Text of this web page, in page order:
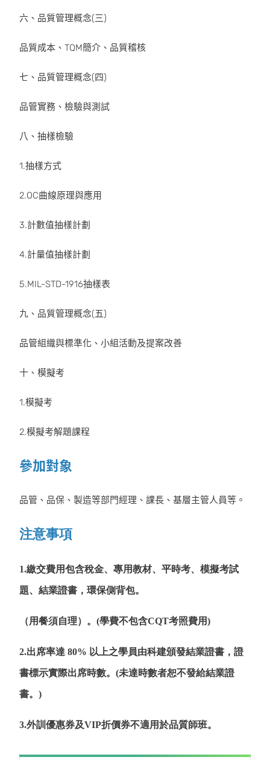
六、品質管理概念(三)
品質成本、TQM簡介、品質稽核
七、品質管理概念(四)
品管實務、檢驗與測試
八、抽樣檢驗
1.抽樣方式
2.OC曲線原理與應用
3.計數值抽樣計劃
4.計量值抽樣計劃
5.MIL-STD-1916抽樣表
九、品質管理概念(五)
品管組織與標準化、小組活動及提案改善
十、模擬考
1.模擬考
2.模擬考解題課程
參加對象
品管、品保、製造等部門經理、課長、基層主管人員等。
注意事項
1.繳交費用包含稅金、專用教材、平時考、模擬考試
題、結業證書，環保側背包。
（用餐須自理）。(學費不包含CQT考照費用)
2.出席率達 80% 以上之學員由科建頒發結業證書，證
書標示實際出席時數。(未達時數者恕不發給結業證
書。)
3.外訓優惠券及VIP折價券不適用於品質師班。